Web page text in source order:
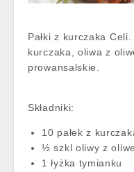
Pałki z kurczaka
kurczaka, oliwa z
prowansalskie.
Składniki:
10 pałek z
½ szkl oliwy z
1 łyżka tymianku